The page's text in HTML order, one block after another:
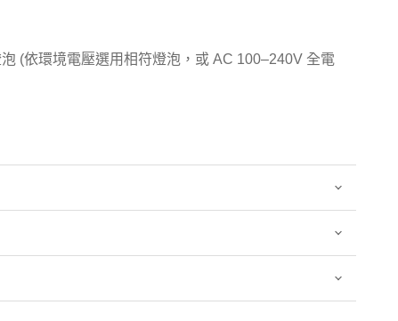
(依環境電壓選用相符燈泡，或 AC 100–240V 全電